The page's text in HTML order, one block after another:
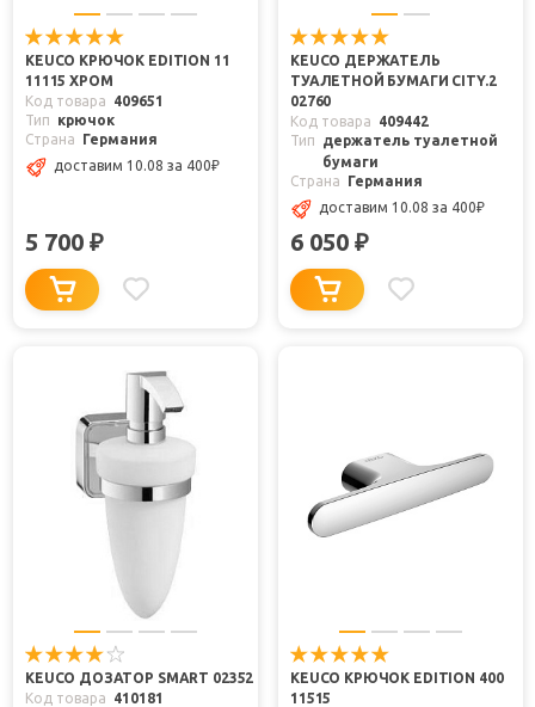
KEUCO КРЮЧОК EDITION 11
11115 ХРОМ
Код товара
409651
Тип
крючок
Страна
Германия
доставим 10.08 за 400₽
5 700 ₽
KEUCO ДЕРЖАТЕЛЬ
ТУАЛЕТНОЙ БУМАГИ CITY.2
02760
Код товара
409442
Тип
держатель туалетной
бумаги
Страна
Германия
доставим 10.08 за 400₽
6 050 ₽
KEUCO ДОЗАТОР SMART 02352
Код товара
410181
KEUCO КРЮЧОК EDITION 400
11515